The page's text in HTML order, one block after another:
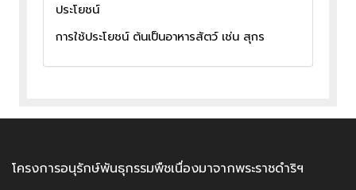
ประโยชน์
การใช้ประโยชน์ ต้นเป็นอาหารสัตว์ เช่น สุกร
โครงการอนุรักษ์พันธุกรรมพืชเนื่องมาจากพระราชดำริฯ